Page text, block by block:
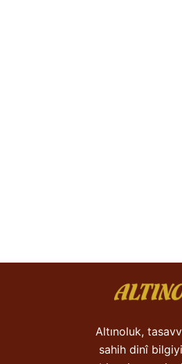
Altınoluk,
sahih dinî